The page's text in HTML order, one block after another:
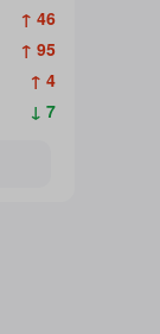
↑ 46
↑ 95
↑ 4
↓ 7